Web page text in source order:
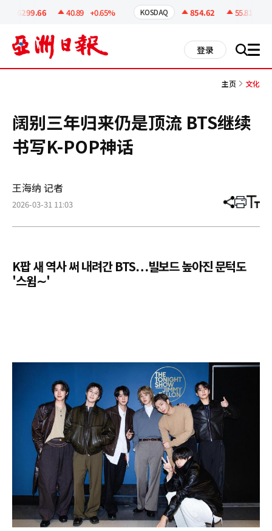
6299.66 40.89 +0.65% KOSDAQ 854.62 55.81
登录 搜 all
主页 文化
阔别三年归来仍是顶流 BTS继续
书写K-POP神话
王海纳 记者
2026-03-31 11:03 分
章
打 调
小
K팝 새 역사 써 내려간 BTS…빌보드 높아진 문턱도
'스윔∼'